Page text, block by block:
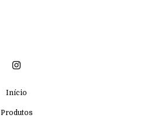
Início
Produtos